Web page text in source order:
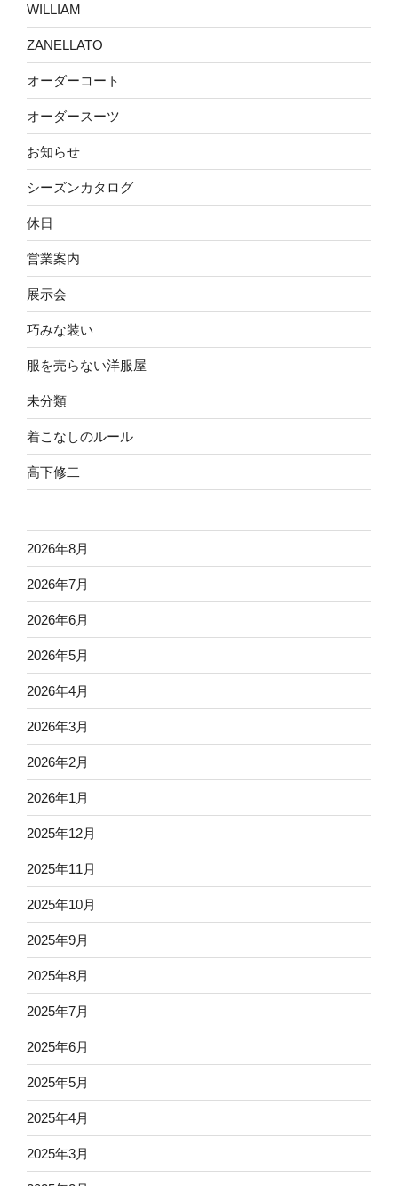
WILLIAM
ZANELLATO
オーダーコート
オーダースーツ
お知らせ
シーズンカタログ
休日
営業案内
展示会
巧みな装い
服を売らない洋服屋
未分類
着こなしのルール
高下修二
2026年8月
2026年7月
2026年6月
2026年5月
2026年4月
2026年3月
2026年2月
2026年1月
2025年12月
2025年11月
2025年10月
2025年9月
2025年8月
2025年7月
2025年6月
2025年5月
2025年4月
2025年3月